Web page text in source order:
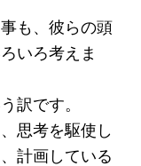
も、彼らの頭
いろ考えま
訳です。
思考を駆使し
計画している